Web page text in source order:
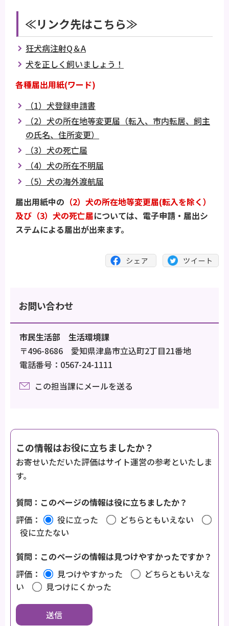
≪リンク先はこちら≫
狂犬病注射Q＆A
犬を正しく飼いましょう！
各種届出用紙(ワード)
（1）犬登録申請書
（2）犬の所在地等変更届（転入、市内転居、飼主
の氏名、住所変更）
（3）犬の死亡届
（4）犬の所在不明届
（5）犬の海外渡航届
届出用紙中の （2）犬の所在地等変更届(転入を除く）
及び（3）犬の死亡届については、電子申請・届出シ
ステムによる届出が出来ます。
お問い合わせ
市民生活部 生活環境課
〒496-8686 愛知県津島市立込町2丁目21番地
電話番号：0567-24-1111
この担当課にメールを送る
この情報はお役に立ちましたか？
お寄せいただいた評価はサイト運営の参考といたしま
す。
質問：このページの情報は役に立ちましたか？
評価：
役に立った
どちらともいえない
役に立たない
質問：このページの情報は見つけやすかったですか？
評価：
見つけやすかった
どちらともいえな
い
見つけにくかった